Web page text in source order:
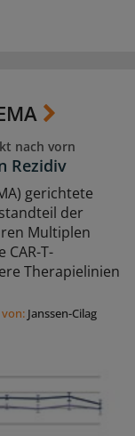
nach vorn
Rezidiv
gerichtete
der
Multiplen
CAR-T-
Therapielinien
Janssen-Cilag